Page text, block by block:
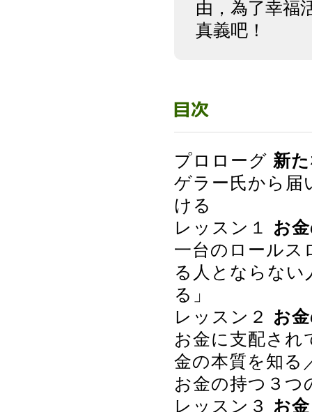
由，為了幸福
真義吧！
プロローグ 新
ゲラー氏から届
ける
レッスン１ お
一台のロールス
る人とならない
る」
レッスン２ お
お金に支配さ
金の本質を知る
お金の持つ３つ
レッスン３ お